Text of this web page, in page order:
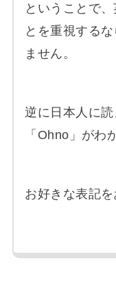
ということで
とを重視する
ません。
逆に日本人に
「Ohno」がわ
お好きな表記を